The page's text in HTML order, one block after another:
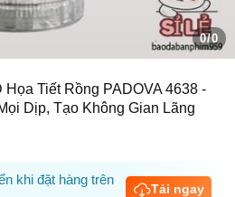
0/0
Tiết Rồng PADOVA 4638 -
Dịp, Tạo Không Gian Lãng
khi đặt hàng trên
Tải ngay